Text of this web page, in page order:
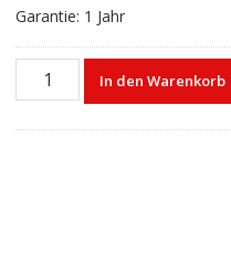
Garantie: 1 Jahr
Akku
In den Warenkorb